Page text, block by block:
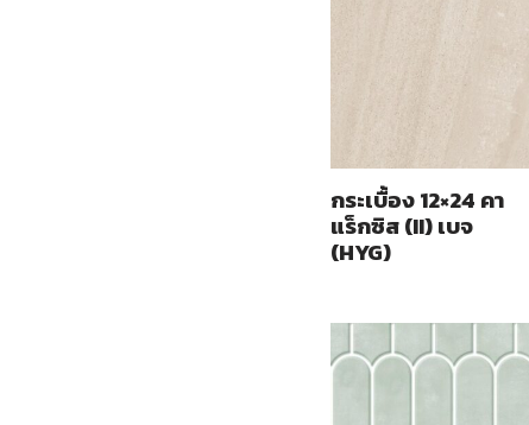
กระเบื้อง 12×24 คา
แร็กซิส (II) เบจ
(HYG)